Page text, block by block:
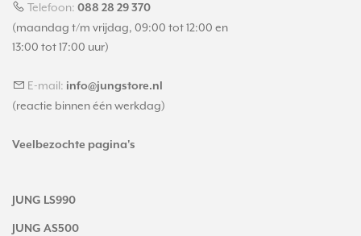
Telefoon: 088 28 29 370
(maandag t/m vrijdag, 09:00 tot 12:00 en
13:00 tot 17:00 uur)
E-mail: info@jungstore.nl
(reactie binnen één werkdag)
Veelbezochte pagina's
JUNG LS990
JUNG AS500